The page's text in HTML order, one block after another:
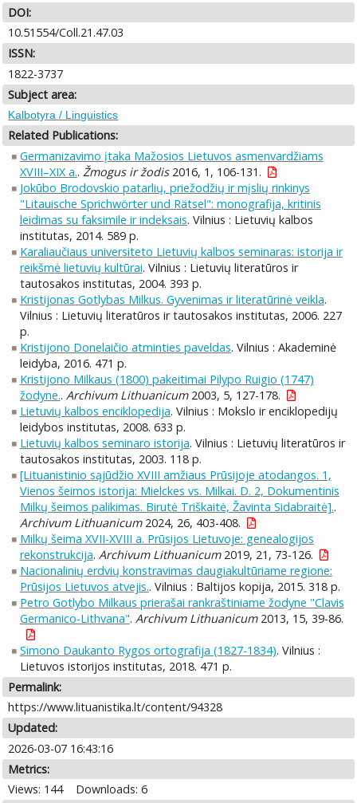
DOI:
10.51554/Coll.21.47.03
ISSN:
1822-3737
Subject area:
Kalbotyra / Linguistics
Related Publications:
Germanizavimo įtaka Mažosios Lietuvos asmenvardžiams
XVIII–XIX a.. Žmogus ir žodis2016, 1, 106-131.
Jokūbo Brodovskio patarlių, priežodžių ir mįslių rinkinys
"Litauische Sprichwörter und Rätsel": monografija, kritinis
leidimas su faksimile ir indeksais. Vilnius : Lietuvių kalbos
institutas, 2014. 589 p.
Karaliaučiaus universiteto Lietuvių kalbos seminaras: istorija ir
reikšmė lietuvių kultūrai. Vilnius : Lietuvių literatūros ir
tautosakos institutas, 2004. 393 p.
Kristijonas Gotlybas Milkus. Gyvenimas ir literatūrinė veikla.
Vilnius : Lietuvių literatūros ir tautosakos institutas, 2006. 227
p.
Kristijono Donelaičio atminties paveldas. Vilnius : Akademinė
leidyba, 2016. 471 p.
Kristijono Milkaus (1800) pakeitimai Pilypo Ruigio (1747)
žodyne.. Archivum Lithuanicum2003, 5, 127-178.
Lietuvių kalbos enciklopedija. Vilnius : Mokslo ir enciklopedijų
leidybos institutas, 2008. 633 p.
Lietuvių kalbos seminaro istorija. Vilnius : Lietuvių literatūros ir
tautosakos institutas, 2003. 118 p.
[Lituanistinio sąjūdžio XVIII amžiaus Prūsijoje atodangos. 1,
Vienos šeimos istorija: Mielckes vs. Milkai. D. 2, Dokumentinis
Milkų šeimos palikimas. Birutė Triškaitė, Žavinta Sidabraitė]..
Archivum Lithuanicum2024, 26, 403-408.
Milkų šeima XVII-XVIII a. Prūsijos Lietuvoje: genealogijos
rekonstrukcija. Archivum Lithuanicum2019, 21, 73-126.
Nacionalinių erdvių konstravimas daugiakultūriame regione:
Prūsijos Lietuvos atvejis.. Vilnius : Baltijos kopija, 2015. 318 p.
Petro Gotlybo Milkaus prierašai rankraštiniame žodyne "Clavis
Germanico-Lithvana". Archivum Lithuanicum2013, 15, 39-86.
Simono Daukanto Rygos ortografija (1827-1834). Vilnius :
Lietuvos istorijos institutas, 2018. 471 p.
Permalink:
https://www.lituanistika.lt/content/94328
Updated:
2026-03-07 16:43:16
Metrics:
Views: 144
Downloads: 6